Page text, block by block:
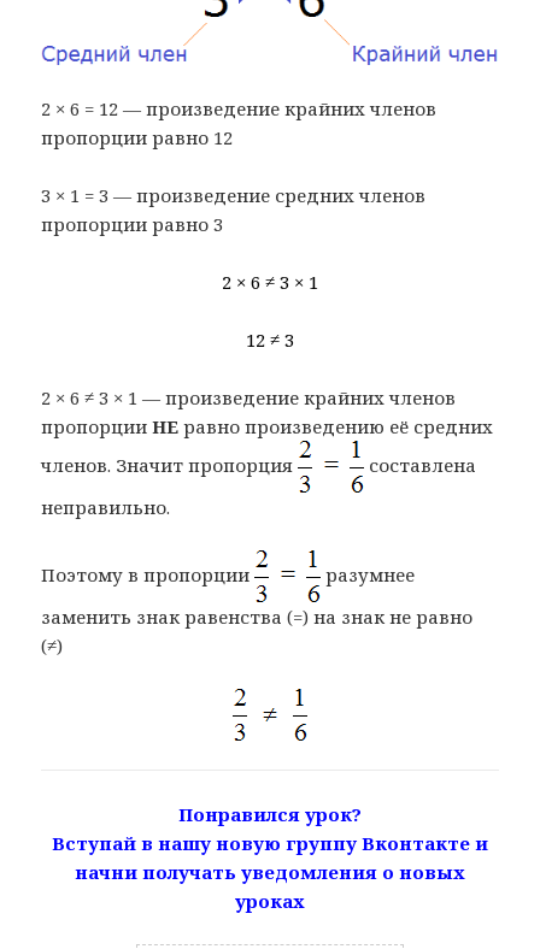
2 × 6 = 12 — произведение крайних членов
пропорции равно 12
3 × 1 = 3 — произведение средних членов
пропорции равно 3
2 × 6 ≠ 3 × 1
12 ≠ 3
2 × 6 ≠ 3 × 1 — произведение крайних членов
пропорцииНЕ равно произведению её средних
членов. Значит пропорция
составлена
неправильно.
Поэтому в пропорции
разумнее
заменить знак равенства (=) на знак не равно
(≠)
Понравился урок?
Вступай в нашу новую группу Вконтакте и
начни получать уведомления о новых
уроках